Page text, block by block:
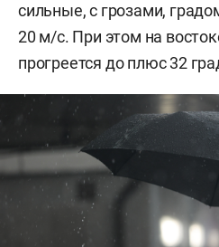
сильные, с грозами,
20 м/с. При этом на
прогреется до плюс 32